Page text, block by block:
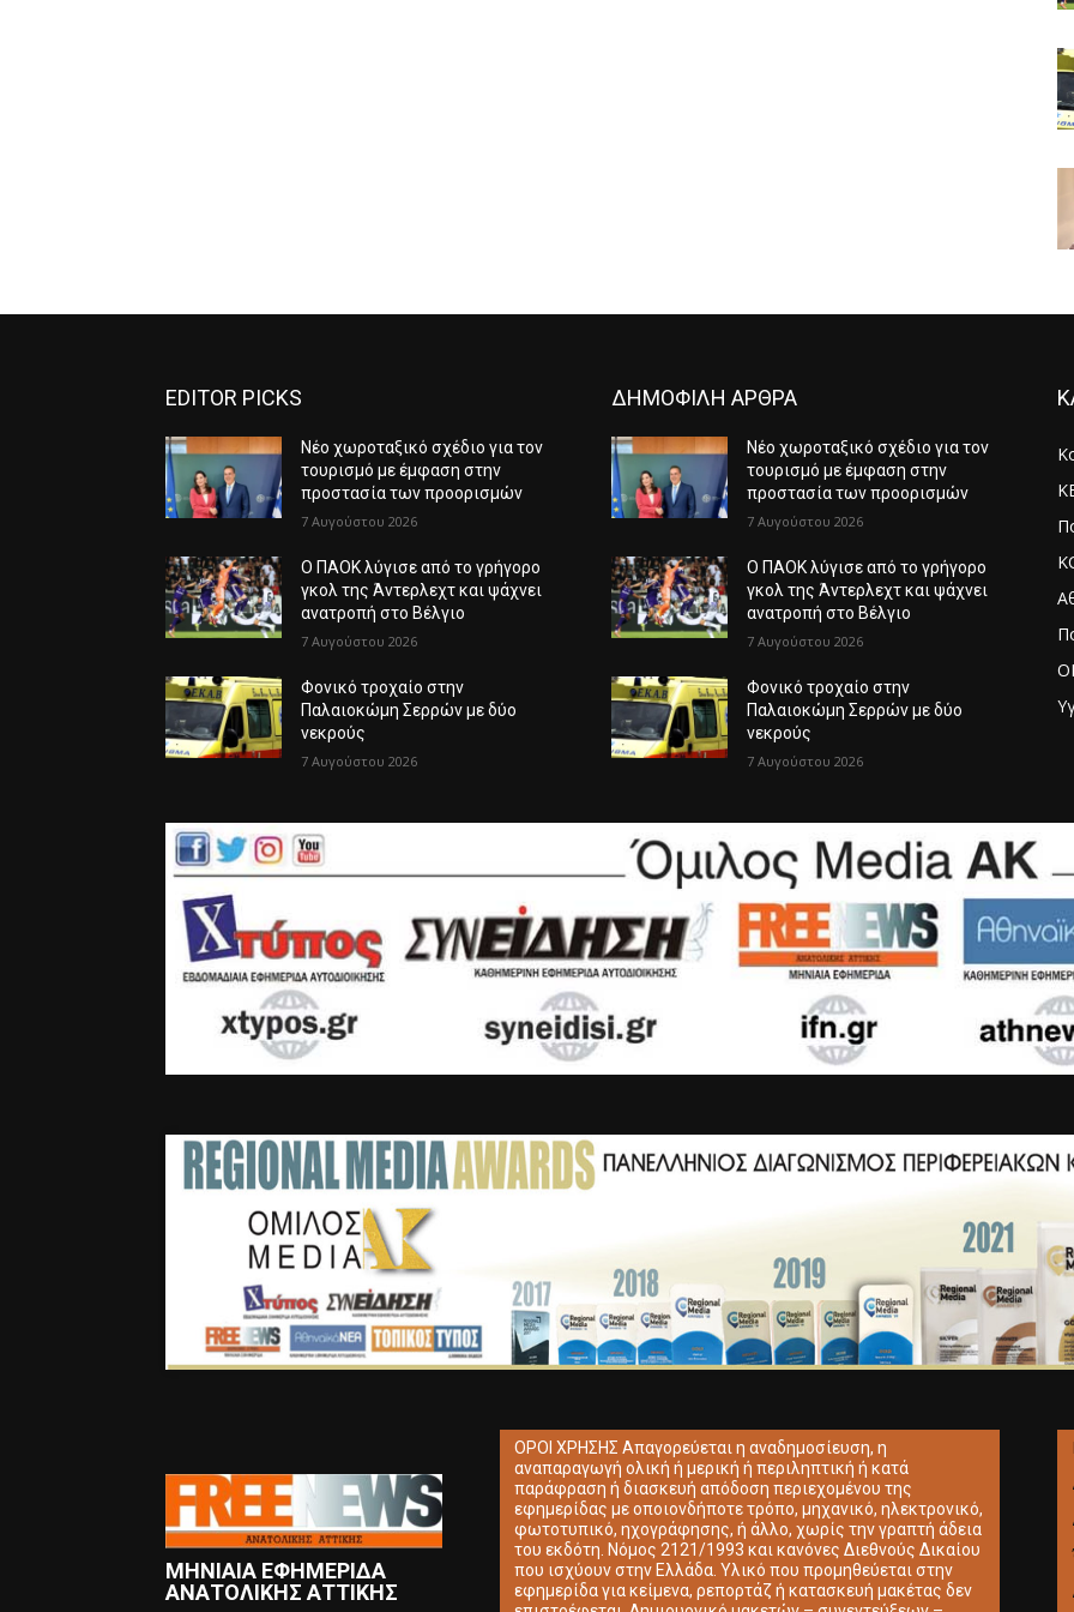
EDITOR PICKS
Νέο χωροταξικό σχέδιο για τον
τουρισμό με έμφαση στην
προστασία των προορισμών
7 Αυγούστου 2026
Ο ΠΑΟΚ λύγισε από το γρήγορο
γκολ της Άντερλεχτ και ψάχνει
ανατροπή στο Βέλγιο
7 Αυγούστου 2026
Φονικό τροχαίο στην
Παλαιοκώμη Σερρών με δύο
νεκρούς
7 Αυγούστου 2026
ΔΗΜΟΦΙΛΗ ΑΡΘΡΑ
Νέο χωροταξικό σχέδιο για τον
τουρισμό με έμφαση στην
προστασία των προορισμών
7 Αυγούστου 2026
Ο ΠΑΟΚ λύγισε από το γρήγορο
γκολ της Άντερλεχτ και ψάχνει
ανατροπή στο Βέλγιο
7 Αυγούστου 2026
Φονικό τροχαίο στην
Παλαιοκώμη Σερρών με δύο
νεκρούς
7 Αυγούστου 2026
ΜΗΝΙΑΙΑ ΕΦΗΜΕΡΙΔΑ
ΑΝΑΤΟΛΙΚΗΣ ΑΤΤΙΚΗΣ
ΟΡΟΙ ΧΡΗΣΗΣ Απαγορεύεται η αναδημοσίευση, η
αναπαραγωγή ολική ή μερική ή περιληπτική ή κατά
παράφραση ή διασκευή απόδοση περιεχομένου της
εφημερίδας με οποιονδήποτε τρόπο, μηχανικό, ηλεκτρονικό,
φωτοτυπικό, ηχογράφησης, ή άλλο, χωρίς την γραπτή άδεια
του εκδότη. Νόμος 2121/1993 και κανόνες Διεθνούς Δικαίου
που ισχύουν στην Ελλάδα. Υλικό που προμηθεύεται στην
εφημερίδα για κείμενα, ρεπορτάζ ή κατασκευή μακέτας δεν